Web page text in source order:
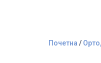
Почетна /